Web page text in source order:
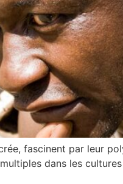
fascinent par leur
dans les